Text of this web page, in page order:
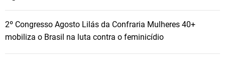
2º Congresso Agosto Lilás da Confraria Mulheres 40+
mobiliza o Brasil na luta contra o feminicídio